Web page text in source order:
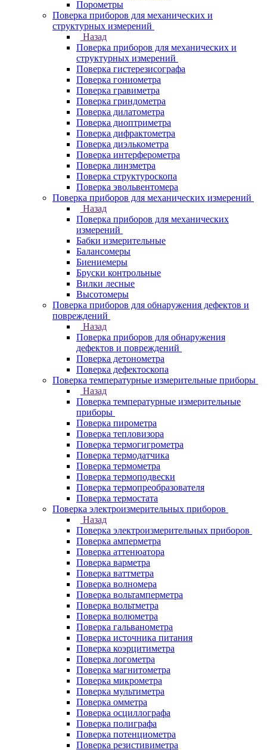
Порометры
Поверка приборов для механических и
структурных измерений
Назад
Поверка приборов для механических и
структурных измерений
Поверка гистерезисографа
Поверка гониометра
Поверка гравиметра
Поверка гриндометра
Поверка дилатометра
Поверка диоптриметра
Поверка дифрактометра
Поверка диэлькометра
Поверка интерферометра
Поверка линзметра
Поверка структуроскопа
Поверка эвольвентомера
Поверка приборов для механических измерений
Назад
Поверка приборов для механических
измерений
Бабки измерительные
Балансомеры
Биениемеры
Бруски контрольные
Вилки лесные
Высотомеры
Поверка приборов для обнаружения дефектов и
повреждений
Назад
Поверка приборов для обнаружения
дефектов и повреждений
Поверка детонометра
Поверка дефектоскопа
Поверка температурные измерительные приборы
Назад
Поверка температурные измерительные
приборы
Поверка пирометра
Поверка тепловизора
Поверка термогигрометра
Поверка термодатчика
Поверка термометра
Поверка термоподвески
Поверка термопреобразователя
Поверка термостата
Поверка электроизмерительных приборов
Назад
Поверка электроизмерительных приборов
Поверка амперметра
Поверка аттенюатора
Поверка варметра
Поверка ваттметра
Поверка волномера
Поверка вольтамперметра
Поверка вольтметра
Поверка волюметра
Поверка гальванометра
Поверка источника питания
Поверка коэрцитиметра
Поверка логометра
Поверка магнитометра
Поверка микрометра
Поверка мультиметра
Поверка омметра
Поверка осциллографа
Поверка полиграфа
Поверка потенциометра
Поверка резистивиметра